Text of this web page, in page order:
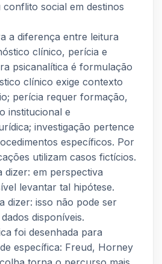
social em destinos
a diferença entre leitura
clínico, perícia e
psicanalítica é formulação
clínico exige contexto
perícia requer formação,
institucional e
investigação pertence
específicos. Por
utilizam casos fictícios.
dizer: em perspectiva
levantar tal hipótese.
dizer: isso não pode ser
disponíveis.
foi desenhada para
específica: Freud, Horney